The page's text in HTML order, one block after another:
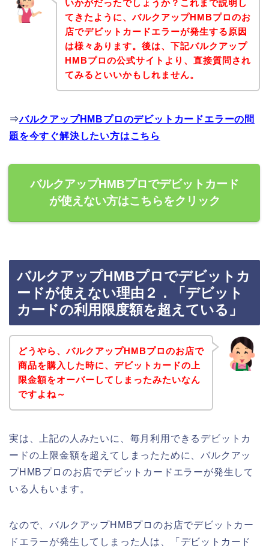
いかがだったでしょうか？これまで説明し
てきたように、バルクアップHMBプロのお
店でデビットカードエラーが発生する原因
は様々あります。後は、下記バルクアップ
HMBプロの公式サイトより、直接質問され
てみるといいかもしれません。
⇒バルクアップHMBプロのデビットカードエラーの問
題を今すぐ解決したい方はこちら
バルクアップHMBプロでデビットカード
が使えない方はこちらをクリック
バルクアップHMBプロでデビットカ
ードが使えない理由２．「デビット
カードの利用限度額を超えている」
どうやら、バルクアップHMBプロのお店で
商品を購入した時に、デビットカードの上
限金額をオーバーしてしまったみたいなん
ですよね～
実は、上記の人みたいに、毎月利用できるデビットカ
ードの上限金額を超えてしまったために、バルクアッ
プHMBプロのお店でデビットカードエラーが発生して
いる人もいます。
なので、バルクアップHMBプロのお店でデビットカー
ドエラーが発生してしまった人は、「デビットカード